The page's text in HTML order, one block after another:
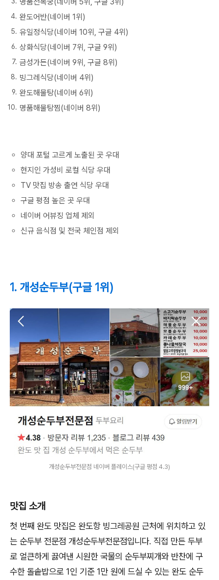
완도어반(네이버 1위)
유일정식당(네이버 10위, 구글 4위)
상화식당(네이버 7위, 구글 9위)
금성가든(네이버 9위, 구글 8위)
빙그레식당(네이버 4위)
완도해물탕(네이버 6위)
명품해물탕찜(네이버 8위)
양대 포털 고르게 노출된 곳 우대
현지인 가성비 로컬 식당 우대
TV 맛집 방송 출연 식당 우대
구글 평점 높은 곳 우대
네이버 어뷰징 업체 제외
신규 음식점 및 전국 체인점 제외
1. 개성순두부(구글 1위)
개성순두부전문점 네이버 플레이스(구글 평점 4.3)
맛집 소개
첫 번째 완도 맛집은 완도항 빙그레공원 근처에 위치하고 있
는 순두부 전문점 개성순두부전문점입니다. 직접 만든 두부
로 얼큰하게 끓여낸 시원한 국물의 순두부찌개와 반찬에 구
수한 돌솥밥으로 1인 기준 1만 원에 드실 수 있는 완도 순두